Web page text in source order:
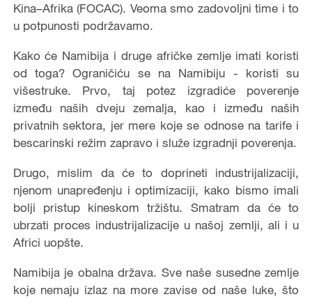
Kina–Afrika (FOCAC). Veoma smo zadovoljni time i to
u potpunosti podržavamo.
Kako će Namibija i druge afričke zemlje imati koristi
od toga? Ograničiću se na Namibiju - koristi su
višestruke. Prvo, taj potez izgradiće poverenje
između naših dveju zemalja, kao i između naših
privatnih sektora, jer mere koje se odnose na tarife i
bescarinski režim zapravo i služe izgradnji poverenja.
Drugo, mislim da će to doprineti industrijalizaciji,
njenom unapređenju i optimizaciji, kako bismo imali
bolji pristup kineskom tržištu. Smatram da će to
ubrzati proces industrijalizacije u našoj zemlji, ali i u
Africi uopšte.
Namibija je obalna država. Sve naše susedne zemlje
koje nemaju izlaz na more zavise od naše luke, što